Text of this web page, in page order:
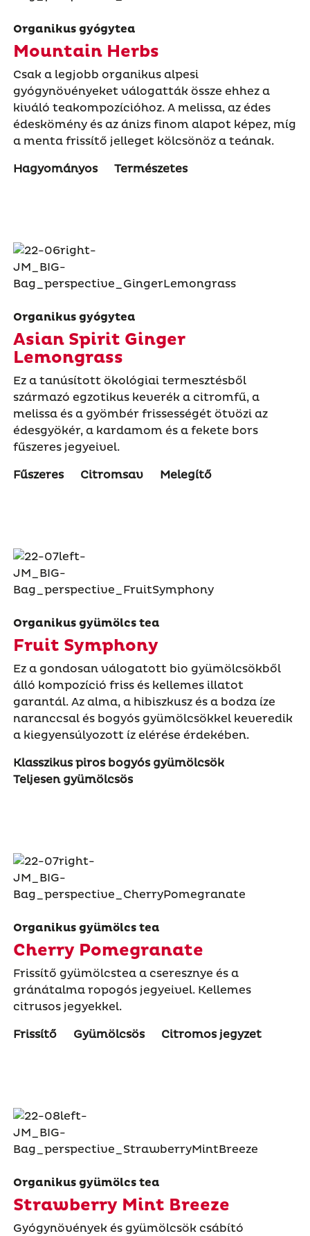
Organikus gyógytea
Mountain Herbs
Csak a legjobb organikus alpesi
gyógynövényeket válogatták össze ehhez a
kiváló teakompozícióhoz. A melissa, az édes
édeskömény és az ánizs finom alapot képez, míg
a menta frissítő jelleget kölcsönöz a teának.
Hagyományos
Természetes
Organikus gyógytea
Asian Spirit Ginger
Lemongrass
Ez a tanúsított ökológiai termesztésből
származó egzotikus keverék a citromfű, a
melissa és a gyömbér frissességét ötvözi az
édesgyökér, a kardamom és a fekete bors
fűszeres jegyeivel.
Fűszeres
Citromsav Melegítő
Organikus gyümölcs tea
Fruit Symphony
Ez a gondosan válogatott bio gyümölcsökből
álló kompozíció friss és kellemes illatot
garantál. Az alma, a hibiszkusz és a bodza íze
naranccsal és bogyós gyümölcsökkel keveredik
a kiegyensúlyozott íz elérése érdekében.
Klasszikus piros bogyós gyümölcsök
Teljesen gyümölcsös
Organikus gyümölcs tea
Cherry Pomegranate
Frissítő gyümölcstea a cseresznye és a
gránátalma ropogós jegyeivel. Kellemes
citrusos jegyekkel.
Frissítő
Gyümölcsös Citromos jegyzet
Organikus gyümölcs tea
Strawberry Mint Breeze
Gyógynövények és gyümölcsök csábító